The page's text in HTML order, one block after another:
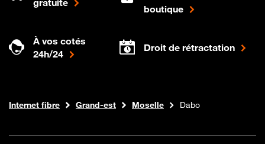
boutique
À vos cotés
24h/24
Droit de rétractation
Boutique Orange
Internet fibre Grand-est Moselle Dabo